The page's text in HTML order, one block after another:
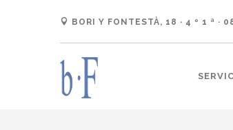
BORI Y FONTESTÀ, 18 · 4 º 1 ª ·